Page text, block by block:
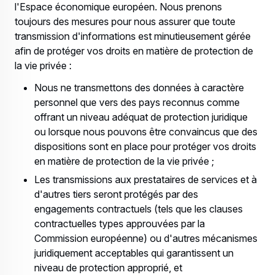
l'Espace économique européen. Nous prenons
toujours des mesures pour nous assurer que toute
transmission d'informations est minutieusement gérée
afin de protéger vos droits en matière de protection de
la vie privée :
Nous ne transmettons des données à caractère
personnel que vers des pays reconnus comme
offrant un niveau adéquat de protection juridique
ou lorsque nous pouvons être convaincus que des
dispositions sont en place pour protéger vos droits
en matière de protection de la vie privée ;
Les transmissions aux prestataires de services et à
d'autres tiers seront protégés par des
engagements contractuels (tels que les clauses
contractuelles types approuvées par la
Commission européenne) ou d'autres mécanismes
juridiquement acceptables qui garantissent un
niveau de protection approprié, et